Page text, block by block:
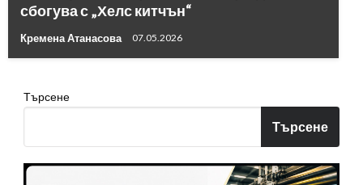
сбогува с „Хелс китчън“
Кремена Атанасова 07.05.2026
Търсене
Търсене